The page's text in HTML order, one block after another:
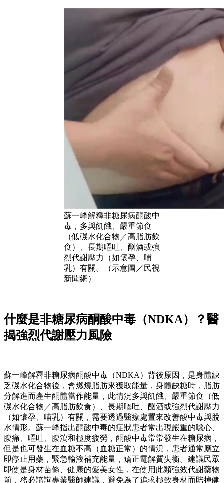
蘇一峰解釋非糖尿病酮酸中
毒，多與飢餓、嚴重節食
（低碳水化合物／高脂肪飲
食）、長期嘔吐、酗酒或強
烈代謝壓力（如懷孕、哺
乳）有關。（示意圖／民視
新聞網）
什麼是非糖尿病酮酸中毒（NDKA）？醫
揭強烈代謝壓力風險
蘇一峰解釋非糖尿病酮酸中毒（NDKA）背後原因，是身體缺
乏碳水化合物後，會燃燒脂肪來獲取能量，身體缺糖時，脂肪
分解進而產生酮體當作能量，此情況多與飢餓、嚴重節食（低
碳水化合物／高脂肪飲食）、長期嘔吐、酗酒或強烈代謝壓力
（如懷孕、哺乳）有關，需要透過醫療處置來改善酸中毒與脫
水情形。蘇一峰指出酮酸中毒的症狀患者常出現嚴重的噁心、
腹痛、嘔吐、腹瀉和極度疲勞，酮酸中毒常常發生在糖尿病，
但是也可發生在血糖不高（血糖正常）的情況，患者通常應立
即停止用藥，緊急輸液補充能量，矯正電解質失衡。建議民眾
即使是身材苗條、健康的愛美女性，在使用此類強效代謝藥物
前，務必諮詢專業醫師建議，避免為了追求極致身材而賠掉健